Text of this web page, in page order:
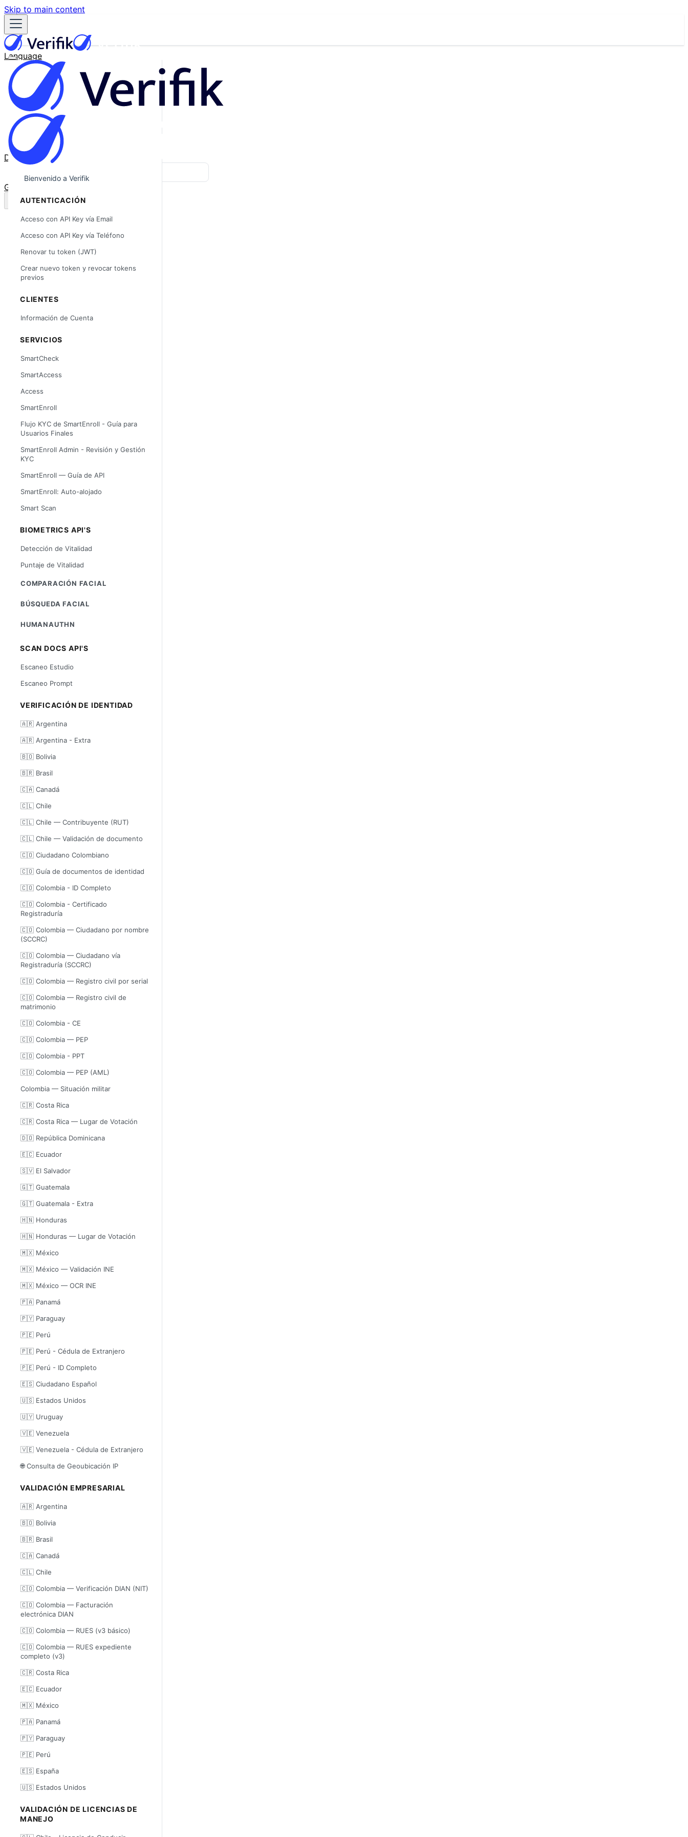
Skip to main content
Language
English
Español
Français
Português
한국어
日本語
中文
Docs
GitHub
Bienvenido a Verifik
AUTENTICACIÓN
Acceso con API Key vía Email
Acceso con API Key vía Teléfono
Renovar tu token (JWT)
Crear nuevo token y revocar tokens
previos
CLIENTES
Información de Cuenta
SERVICIOS
SmartCheck
SmartAccess
Access
SmartEnroll
Flujo KYC de SmartEnroll - Guía para
Usuarios Finales
SmartEnroll Admin - Revisión y Gestión
KYC
SmartEnroll — Guía de API
SmartEnroll: Auto-alojado
Smart Scan
BIOMETRICS API'S
Detección de Vitalidad
Puntaje de Vitalidad
COMPARACIÓN FACIAL
BÚSQUEDA FACIAL
HUMANAUTHN
SCAN DOCS API'S
Escaneo Estudio
Escaneo Prompt
VERIFICACIÓN DE IDENTIDAD
🇦🇷 Argentina
🇦🇷 Argentina - Extra
🇧🇴 Bolivia
🇧🇷 Brasil
🇨🇦 Canadá
🇨🇱 Chile
🇨🇱 Chile — Contribuyente (RUT)
🇨🇱 Chile — Validación de documento
🇨🇴 Ciudadano Colombiano
🇨🇴 Guía de documentos de identidad
🇨🇴 Colombia - ID Completo
🇨🇴 Colombia - Certificado
Registraduría
🇨🇴 Colombia — Ciudadano por nombre
(SCCRC)
🇨🇴 Colombia — Ciudadano vía
Registraduría (SCCRC)
🇨🇴 Colombia — Registro civil por serial
🇨🇴 Colombia — Registro civil de
matrimonio
🇨🇴 Colombia - CE
🇨🇴 Colombia — PEP
🇨🇴 Colombia - PPT
🇨🇴 Colombia — PEP (AML)
Colombia — Situación militar
🇨🇷 Costa Rica
🇨🇷 Costa Rica — Lugar de Votación
🇩🇴 República Dominicana
🇪🇨 Ecuador
🇸🇻 El Salvador
🇬🇹 Guatemala
🇬🇹 Guatemala - Extra
🇭🇳 Honduras
🇭🇳 Honduras — Lugar de Votación
🇲🇽 México
🇲🇽 México — Validación INE
🇲🇽 México — OCR INE
🇵🇦 Panamá
🇵🇾 Paraguay
🇵🇪 Perú
🇵🇪 Perú - Cédula de Extranjero
🇵🇪 Perú - ID Completo
🇪🇸 Ciudadano Español
🇺🇸 Estados Unidos
🇺🇾 Uruguay
🇻🇪 Venezuela
🇻🇪 Venezuela - Cédula de Extranjero
🌐 Consulta de Geoubicación IP
VALIDACIÓN EMPRESARIAL
🇦🇷 Argentina
🇧🇴 Bolivia
🇧🇷 Brasil
🇨🇦 Canadá
🇨🇱 Chile
🇨🇴 Colombia — Verificación DIAN (NIT)
🇨🇴 Colombia — Facturación
electrónica DIAN
🇨🇴 Colombia — RUES (v3 básico)
🇨🇴 Colombia — RUES expediente
completo (v3)
🇨🇷 Costa Rica
🇪🇨 Ecuador
🇲🇽 México
🇵🇦 Panamá
🇵🇾 Paraguay
🇵🇪 Perú
🇪🇸 España
🇺🇸 Estados Unidos
VALIDACIÓN DE LICENCIAS DE
MANEJO